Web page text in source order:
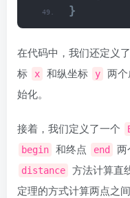
}
在代码中，我们还定义
标
x 和纵坐标 y
两
始化。
接着，我们定义了一个
begin 和终点 end 两
distance
方法计算直
定理的方式计算两点之间